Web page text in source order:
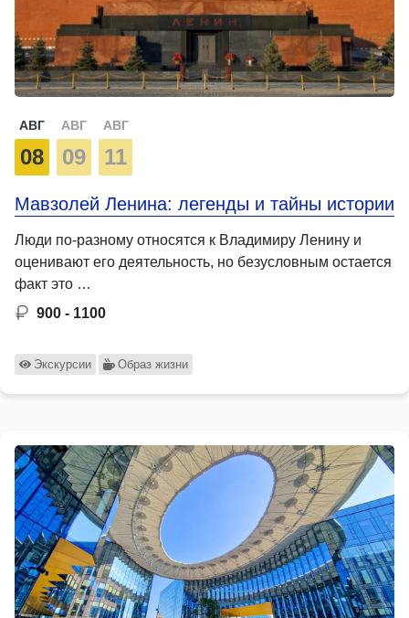
АВГ
08
АВГ
09
АВГ
11
Мавзолей Ленина: легенды и тайны истории
Люди по-разному относятся к Владимиру Ленину и
оценивают его деятельность, но безусловным остается
факт это …
900 - 1100
Экскурсии Образ жизни